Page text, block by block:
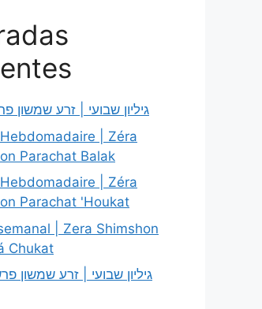
גיליון שבועי | זרע שמשון
| Zéra
Parachat Balak
| Zéra
Parachat 'Houkat
| Zera Shimshon
Chukat
גיליון שבועי | זרע שמשון